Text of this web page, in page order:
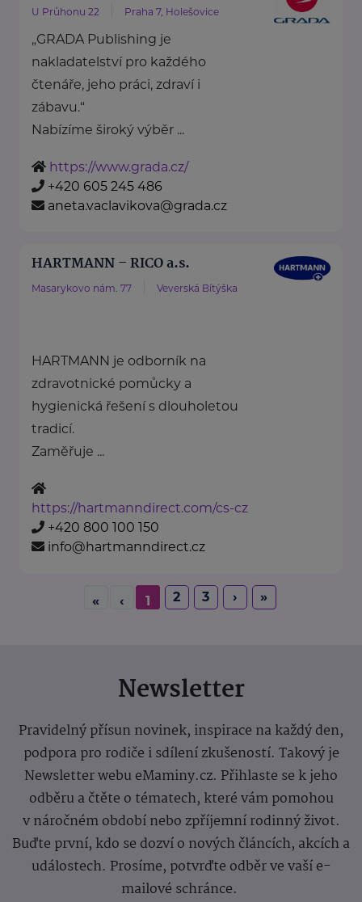
U Průhonu 22 Praha 7, Holešovice
„GRADA Publishing je
nakladatelství pro každého
čtenáře, jeho práci, zdraví i
zábavu.“
Nabízíme široký výběr ...
https://www.grada.cz/
+420 605 245 486
aneta.vaclavikova@grada.cz
HARTMANN – RICO a.s.
Masarykovo nám. 77 Veverská Bítýška
HARTMANN je odborník na
zdravotnické pomůcky a
hygienická řešení s dlouholetou
tradicí.
Zaměřuje ...
https://hartmanndirect.com/cs-cz
+420 800 100 150
info@hartmanndirect.cz
« ‹ 1 2 3 › »
Newsletter
Pravidelný přísun novinek, inspirace na každý den,
podpora pro rodiče i sdílení zkušeností. Takový je
Newsletter webu eMaminy.cz. Přihlaste se k jeho
odběru a čtěte o tématech, které vám pomohou
v náročném období nebo zpříjemní rodinný život.
Buďte první, kdo se dozví o nových článcích, akcích a
událostech. Prosíme, potvrďte odběr ve vaší e-
mailové schránce.